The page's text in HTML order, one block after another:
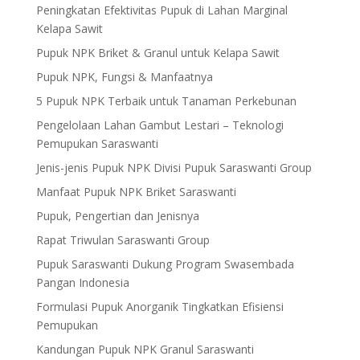
Peningkatan Efektivitas Pupuk di Lahan Marginal
Kelapa Sawit
Pupuk NPK Briket & Granul untuk Kelapa Sawit
Pupuk NPK, Fungsi & Manfaatnya
5 Pupuk NPK Terbaik untuk Tanaman Perkebunan
Pengelolaan Lahan Gambut Lestari – Teknologi
Pemupukan Saraswanti
Jenis-jenis Pupuk NPK Divisi Pupuk Saraswanti Group
Manfaat Pupuk NPK Briket Saraswanti
Pupuk, Pengertian dan Jenisnya
Rapat Triwulan Saraswanti Group
Pupuk Saraswanti Dukung Program Swasembada
Pangan Indonesia
Formulasi Pupuk Anorganik Tingkatkan Efisiensi
Pemupukan
Kandungan Pupuk NPK Granul Saraswanti